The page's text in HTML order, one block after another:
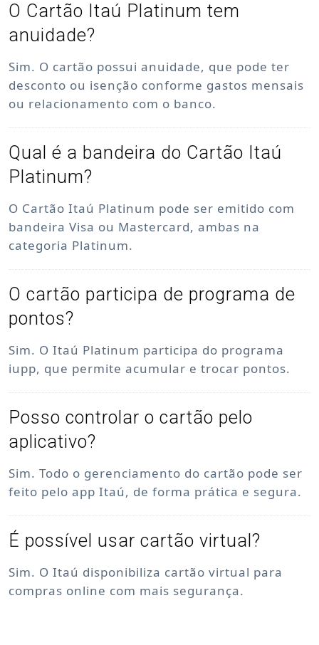
O Cartão Itaú Platinum tem
anuidade?
Sim. O cartão possui anuidade, que pode ter
desconto ou isenção conforme gastos mensais
ou relacionamento com o banco.
Qual é a bandeira do Cartão Itaú
Platinum?
O Cartão Itaú Platinum pode ser emitido com
bandeira Visa ou Mastercard, ambas na
categoria Platinum.
O cartão participa de programa de
pontos?
Sim. O Itaú Platinum participa do programa
iupp, que permite acumular e trocar pontos.
Posso controlar o cartão pelo
aplicativo?
Sim. Todo o gerenciamento do cartão pode ser
feito pelo app Itaú, de forma prática e segura.
É possível usar cartão virtual?
Sim. O Itaú disponibiliza cartão virtual para
compras online com mais segurança.